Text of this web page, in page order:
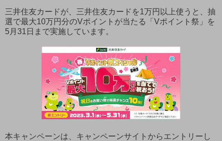
三井住友カードが、三井住友カードを1万円以上使うと、抽
選で最大10万円分のVポイントが当たる「Vポイント祭」を
5月31日まで実施しています。
本キャンペーンは、キャンペーンサイトからエントリーし